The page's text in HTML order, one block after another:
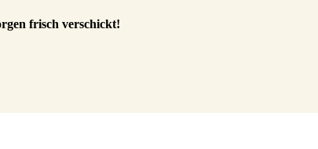
frisch verschickt!